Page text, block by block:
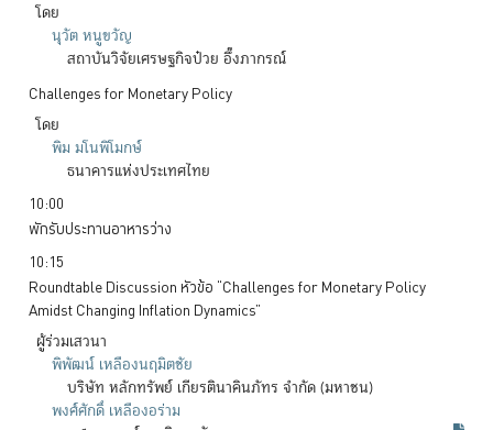
โดย
นุวัตหนูขวัญ
สถาบันวิจัยเศรษฐกิจป๋วย อึ๊งภากรณ์
Challenges for Monetary Policy
โดย
พิม มโนพิโมกษ์
ธนาคารแห่งประเทศไทย
10:00
พักรับประทานอาหารว่าง
10:15
Roundtable Discussion หัวข้อ “Challenges for Monetary Policy
Amidst Changing Inflation Dynamics”
ผู้ร่วมเสวนา
พิพัฒน์ เหลืองนฤมิตชัย
บริษัท หลักทรัพย์ เกียรตินาคินภัทร จำกัด (มหาชน)
พงศ์ศักดิ์ เหลืองอร่าม